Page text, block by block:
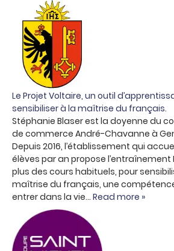
Le Projet Voltaire, un outil
sensibiliser à la maîtrise du français.
Stéphanie Blaser est la doyenne du
de commerce André-Chavanne à
Depuis 2016, l’établissement qui
élèves par an propose l’entraînement
plus des cours habituels, pour
maîtrise du français, une
entrer dans la vie… Read more »